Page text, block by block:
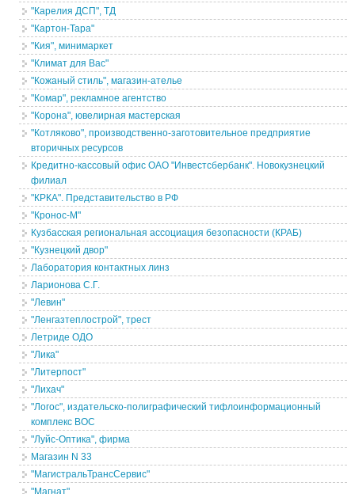
"Карелия ДСП", ТД
"Картон-Тара"
"Кия", минимаркет
"Климат для Вас"
"Кожаный стиль", магазин-ателье
"Комар", рекламное агентство
"Корона", ювелирная мастерская
"Котляково", производственно-заготовительное предприятие
вторичных ресурсов
Кредитно-кассовый офис ОАО "Инвестсбербанк". Новокузнецкий
филиал
"КРКА". Представительство в РФ
"Кронос-М"
Кузбасская региональная ассоциация безопасности (КРАБ)
"Кузнецкий двор"
Лаборатория контактных линз
Ларионова С.Г.
"Левин"
"Ленгазтеплострой", трест
Летриде ОДО
"Лика"
"Литерпост"
"Лихач"
"Логос", издательско-полиграфический тифлоинформационный
комплекс ВОС
"Луйс-Оптика", фирма
Магазин N 33
"МагистральТрансСервис"
"Магнат"